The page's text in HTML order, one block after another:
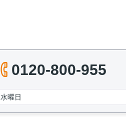
0120-800-955
水曜日